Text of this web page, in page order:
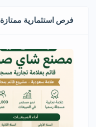
فرص استثمارية ممتازة